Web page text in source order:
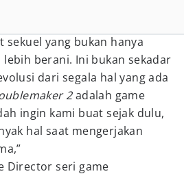
sekuel yang bukan hanya
berani. Ini bukan sekadar
dari segala hal yang ada
2adalah game
ingin kami buat sejak dulu,
hal saat mengerjakan
Director seri game